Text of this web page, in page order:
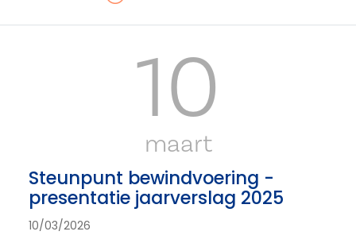
10
maart
Steunpunt bewindvoering -
presentatie jaarverslag 2025
10/03/2026